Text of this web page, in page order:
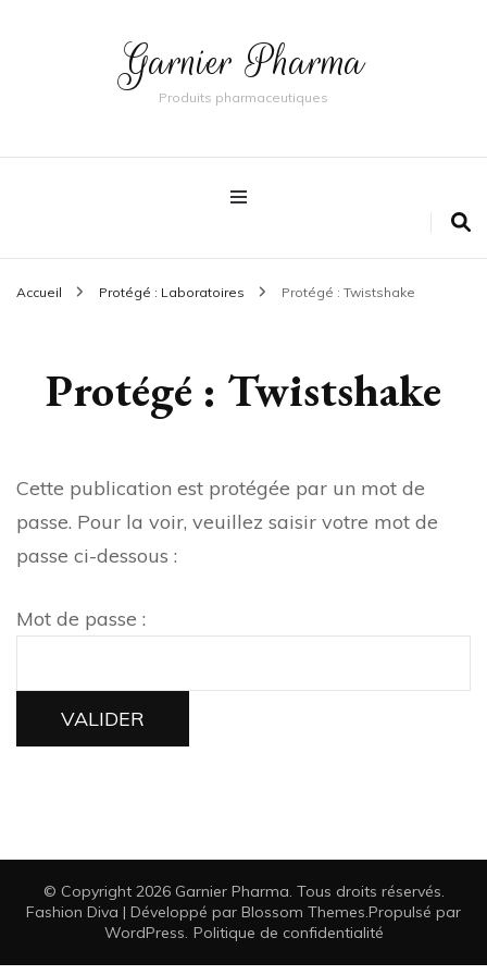
Garnier Pharma
Produits pharmaceutiques
Accueil Protégé : Laboratoires Protégé : Twistshake
Protégé : Twistshake
Cette publication est protégée par un mot de
passe. Pour la voir, veuillez saisir votre mot de
passe ci-dessous :
Mot de passe :
© Copyright 2026 Garnier Pharma. Tous droits réservés.
Fashion Diva | Développé par Blossom Themes.Propulsé par
WordPress. Politique de confidentialité